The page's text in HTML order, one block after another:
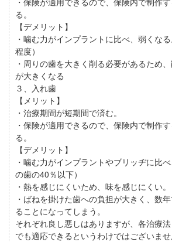
る。
【デメリット】
・噛む力がインプラントに比べ、弱くな
程度）
・周りの歯を大きく削る必要があるため
が大きくなる
３、入れ歯
【メリット】
・治療期間が短期間で済む。
・保険が適用できるので、保険内で制作
る。
【デメリット】
・噛む力がインプラントやブリッヂに比
の歯の40％以下）
・熱を感じにくいため、味を感じにくい。
・ばねを掛けた歯への負担が大きく、数
ることになってしまう。
それぞれ良し悪しはありますが、各治療
でも適応できるというわけではございませ